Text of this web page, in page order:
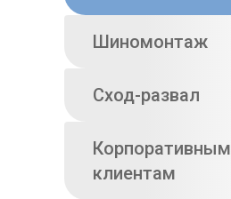
Шиномонтаж
Сход-развал
Корпоративным
клиентам